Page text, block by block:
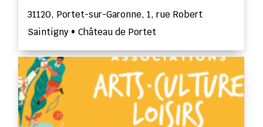
31120, Portet-sur-Garonne, 1, rue Robert
Saintigny • Château de Portet